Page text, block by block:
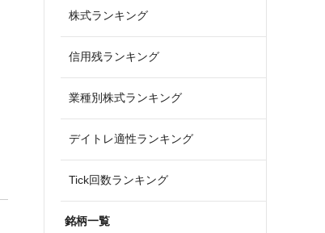
株式ランキング
信用残ランキング
業種別株式ランキング
デイトレ適性ランキング
Tick回数ランキング
銘柄一覧